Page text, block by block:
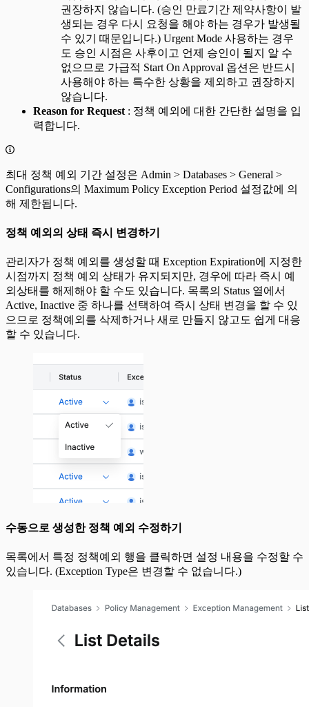
권장하지 않습니다. (승인 만료기간 제약사항이 발
생되는 경우 다시 요청을 해야 하는 경우가 발생될
수 있기 때문입니다.) Urgent Mode 사용하는 경우
도 승인 시점은 사후이고 언제 승인이 될지 알 수
없으므로 가급적 Start On Approval 옵션은 반드시
사용해야 하는 특수한 상황을 제외하고 권장하지
않습니다.
Reason for Request : 정책 예외에 대한 간단한 설명을 입
력합니다.
최대 정책 예외 기간 설정은 Admin > Databases > General >
Configurations의 Maximum Policy Exception Period 설정값에 의
해 제한됩니다.
정책 예외의 상태 즉시 변경하기
관리자가 정책 예외를 생성할 때 Exception Expiration에 지정한
시점까지 정책 예외 상태가 유지되지만, 경우에 따라 즉시 예
외상태를 해제해야 할 수도 있습니다. 목록의 Status 열에서
Active, Inactive 중 하나를 선택하여 즉시 상태 변경을 할 수 있
으므로 정책예외를 삭제하거나 새로 만들지 않고도 쉽게 대응
할 수 있습니다.
수동으로 생성한 정책 예외 수정하기
목록에서 특정 정책예외 행을 클릭하면 설정 내용을 수정할 수
있습니다. (Exception Type은 변경할 수 없습니다.)